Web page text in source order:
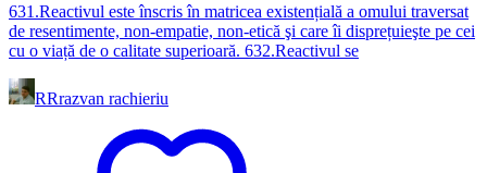
631.Reactivul este înscris în matricea existențială a omului traversat
de resentimente, non-empatie, non-etică şi care îi disprețuieşte pe cei
cu o viață de o calitate superioară. 632.Reactivul se
RRrazvan rachieriu